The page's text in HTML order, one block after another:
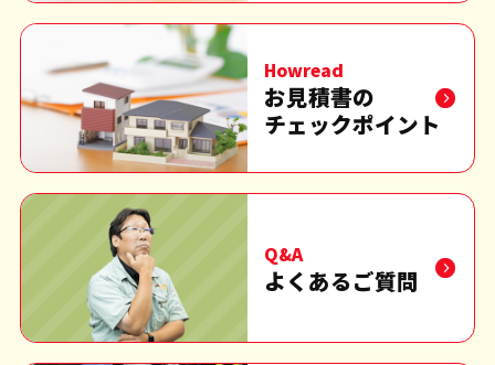
Howread
お見積書の
チェックポイント
Q&A
よくあるご質問